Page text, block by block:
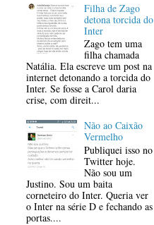
Filha de Zago
detona torcida do
Inter
Zago tem uma
filha chamada
Natália. Ela escreve um post na
internet detonando a torcida do
Inter. Se fosse a Carol daria
crise, com direit...
Não ao Caixão
Vermelho
Publiquei isso no
Twitter hoje.
Não sou um
Justino. Sou um baita
corneteiro do Inter. Queria ver
o Inter na série D e fechando as
portas....